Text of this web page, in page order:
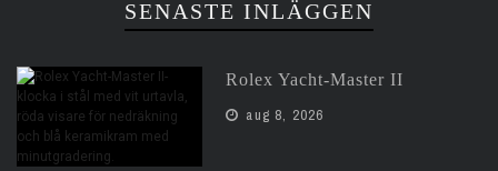
SENASTE INLÄGGEN
Rolex Yacht-Master II
aug 8, 2026